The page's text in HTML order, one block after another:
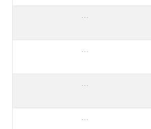
,
,
,
,
,
,
,
,
,
,
,
,